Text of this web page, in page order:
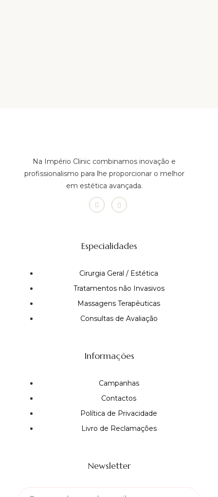
Na Império Clinic combinamos inovação e
profissionalismo para lhe proporcionar o melhor
em estética avançada.
Especialidades
Cirurgia Geral / Estética
Tratamentos não Invasivos
Massagens Terapêuticas
Consultas de Avaliação
Informações
Campanhas
Contactos
Política de Privacidade
Livro de Reclamações
Newsletter